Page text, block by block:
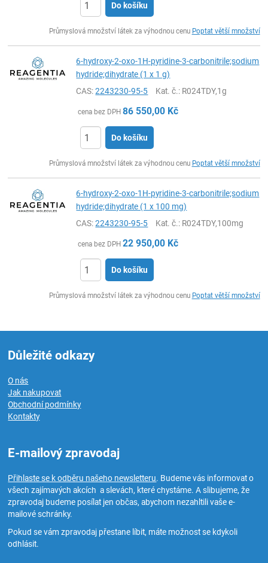
Do košíku
Průmyslová množství látek za výhodnou cenu Poptat větší množství
6-hydroxy-2-oxo-1H-pyridine-3-carbonitrile;sodium
hydride;dihydrate (1 x 1 g)
CAS:2243230-95-5 Kat. č.: R024TDY,1g
cena bez DPH 86 550,00 Kč
Do košíku
Průmyslová množství látek za výhodnou cenu Poptat větší množství
6-hydroxy-2-oxo-1H-pyridine-3-carbonitrile;sodium
hydride;dihydrate (1 x 100 mg)
CAS:2243230-95-5 Kat. č.: R024TDY,100mg
cena bez DPH 22 950,00 Kč
Do košíku
Průmyslová množství látek za výhodnou cenu Poptat větší množství
Důležité odkazy
O nás
Jak nakupovat
Obchodní podmínky
Kontakty
E-mailový zpravodaj
Přihlaste se k odběru našeho newsletteru. Budeme vás informovat o
všech zajímavých akcích a slevách, které chystáme. A slibujeme, že
zpravodaj budeme posílat jen občas, abychom nezahltili vaše e-
mailové schránky.
Pokud se vám zpravodaj přestane líbit, máte možnost se kdykoli
odhlásit.